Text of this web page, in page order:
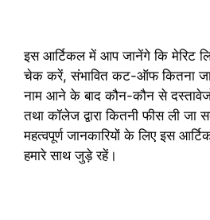
इस आर्टिकल में आप जानेंगे कि मेरिट
चेक करें, संभावित कट-ऑफ कितना जा
नाम आने के बाद कौन-कौन से
तथा कॉलेज द्वारा कितनी फीस ली जा
महत्वपूर्ण जानकारियों के लिए इस
हमारे साथ जुड़े रहें।